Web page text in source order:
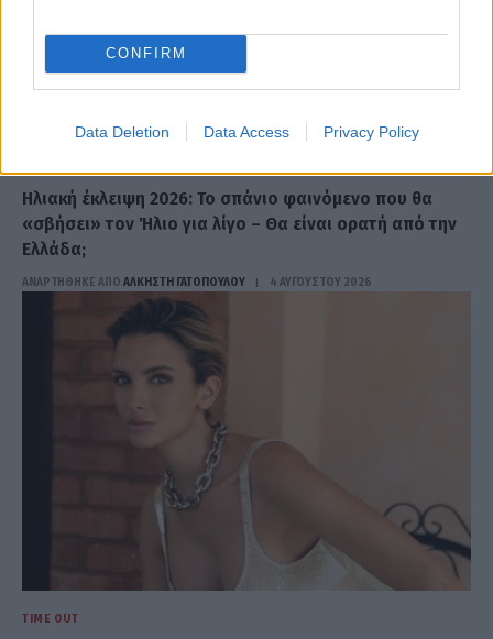
CONFIRM
Data Deletion Data Access Privacy Policy
Ηλιακή έκλειψη 2026: Το σπάνιο φαινόμενο που θα
«σβήσει» τον Ήλιο για λίγο – Θα είναι ορατή από την
Ελλάδα;
ΑΝΑΡΤΗΘΗΚΕ ΑΠΟ ΆΛΚΗΣΤΗ ΓΑΤΟΠΟΎΛΟΥ 4 ΑΥΓΟΎΣΤΟΥ 2026
TIME OUT